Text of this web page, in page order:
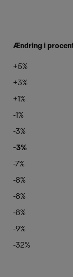
Ændring i
+5%
+3%
+1%
-1%
-3%
-3%
-7%
-8%
-8%
-8%
-9%
-32%